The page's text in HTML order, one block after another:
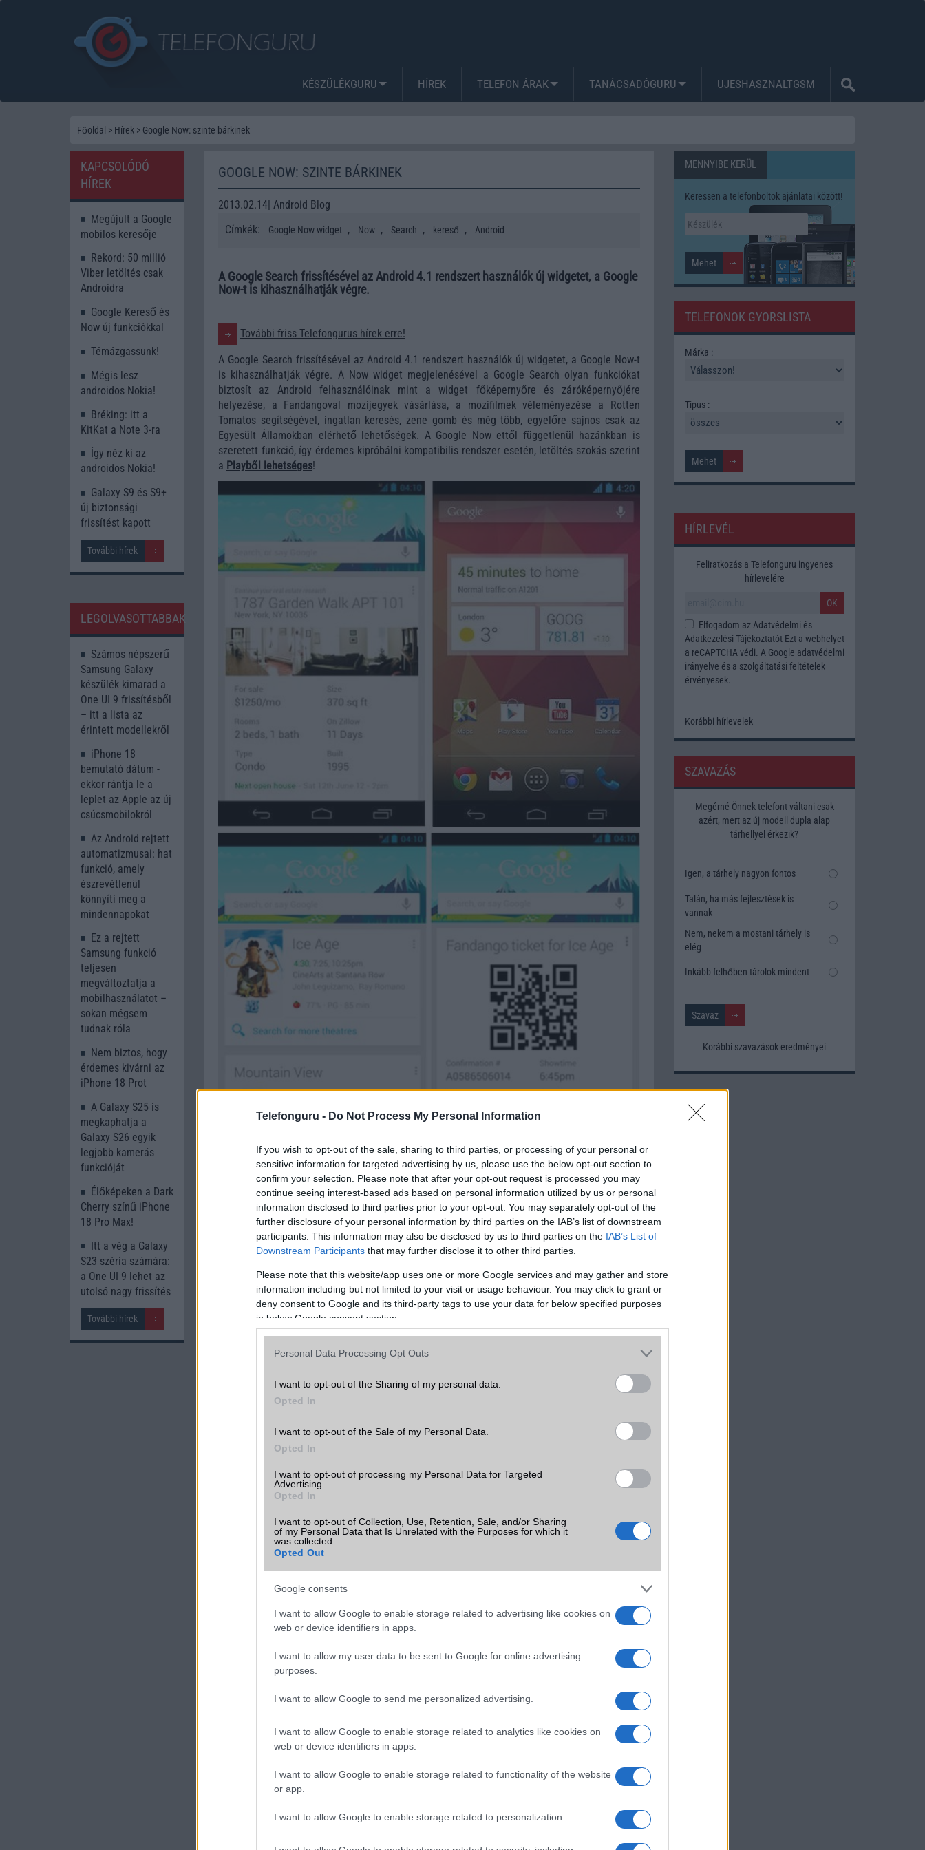
Telefonguru - Do Not Process My Personal Information
If you wish to opt-out of the sale, sharing to third parties, or processing of your personal or
sensitive information for targeted advertising by us, please use the below opt-out section to
confirm your selection. Please note that after your opt-out request is processed you may
continue seeing interest-based ads based on personal information utilized by us or personal
information disclosed to third parties prior to your opt-out. You may separately opt-out of the
further disclosure of your personal information by third parties on the IAB’s list of downstream
participants. This information may also be disclosed by us to third parties on the IAB’s List of
Downstream Participants that may further disclose it to other third parties.
Please note that this website/app uses one or more Google services and may gather and store
information including but not limited to your visit or usage behaviour. You may click to grant or
deny consent to Google and its third-party tags to use your data for below specified purposes
in below Google consent section.
Personal Data Processing Opt Outs
I want to opt-out of the Sharing of my personal data.
Opted In
I want to opt-out of the Sale of my Personal Data.
Opted In
I want to opt-out of processing my Personal Data for Targeted
Advertising.
Opted In
I want to opt-out of Collection, Use, Retention, Sale, and/or Sharing
of my Personal Data that Is Unrelated with the Purposes for which it
was collected.
Opted Out
Google consents
I want to allow Google to enable storage related to advertising like cookies on
web or device identifiers in apps.
I want to allow my user data to be sent to Google for online advertising
purposes.
I want to allow Google to send me personalized advertising.
I want to allow Google to enable storage related to analytics like cookies on
web or device identifiers in apps.
I want to allow Google to enable storage related to functionality of the website
or app.
I want to allow Google to enable storage related to personalization.
KÉSZÜLÉKGURU HÍREK TELEFON ÁRAK TANÁCSADÓGURU UJESHASZNALTGSM
Főoldal > Hírek > Google Now: szinte bárkinek
GOOGLE NOW: SZINTE BÁRKINEK
2013.02.14| Android Blog
Címkék:
Google Now widget , Now , Search , kereső , Android
A Google Search frissítésével az Android 4.1 rendszert használók új widgetet, a Google
Now-t is kihasználhatják végre.
További friss Telefongurus hírek erre!
A Google Search frissítésével az Android 4.1 rendszert használók új widgetet, a Google Now-t
is kihasználhatják végre. A Now widget megjelenésével a Google Search olyan funkciókat
biztosít az Android felhasználóinak mint a widget főképernyőre és záróképernyőjére
helyezése, a Fandangoval mozijegyek vásárlása, a mozifilmek véleményezése a Rotten
Tomatos segítségével, ingatlan keresés, zene gomb és még több, egyelőre sajnos csak az
Egyesült Államokban elérhető lehetőségek. A Google Now ettől függetlenül hazánkban is
szeretett funkció, így érdemes kipróbálni kompatibilis rendszer esetén, letöltés szokás szerint
a Playből lehetséges!
Android Blog
KAPCSOLÓDÓ
HÍREK
Megújult a Google
mobilos keresője
Rekord: 50 millió
Viber letöltés csak
Androidra
Google Kereső és
Now új funkciókkal
Témázgassunk!
Mégis lesz
androidos Nokia!
Bréking: itt a
KitKat a Note 3-ra
Így néz ki az
androidos Nokia!
Galaxy S9 és S9+
új biztonsági
frissítést kapott
További hírek
LEGOLVASOTTABBAK
Számos népszerű
Samsung Galaxy
készülék kimarad a
One UI 9 frissítésből
– itt a lista az
érintett modellekről
iPhone 18
bemutató dátum -
ekkor rántja le a
leplet az Apple az új
csúcsmobilokról
Az Android rejtett
automatizmusai: hat
funkció, amely
észrevétlenül
könnyíti meg a
mindennapokat
Ez a rejtett
Samsung funkció
teljesen
megváltoztatja a
mobilhasználatot –
sokan mégsem
tudnak róla
Nem biztos, hogy
érdemes kivárni az
iPhone 18 Prot
A Galaxy S25 is
megkaphatja a
Galaxy S26 egyik
legjobb kamerás
funkcióját
Élőképeken a Dark
Cherry színű iPhone
18 Pro Max!
Itt a vég a Galaxy
S23 széria számára:
a One UI 9 lehet az
utolsó nagy frissítés
További hírek
MENNYIBE KERÜL
Keressen a telefonboltok ajánlatai között!
TELEFONOK GYORSLISTA
Márka :
Tipus :
HÍRLEVÉL
Feliratkozás a Telefonguru ingyenes
hírlevelére
OK
Elfogadom az Adatvédelmi és
Adatkezelési TájékoztatótEzt a webhelyet
a reCAPTCHA védi. A Google adatvédelmi
irányelve és a szolgáltatási feltételek
érvényesek.
Korábbi hírlevelek
SZAVAZÁS
Megérné Önnek telefont váltani csak
azért, mert az új modell dupla alap
tárhellyel érkezik?
Igen, a tárhely nagyon fontos
Talán, ha más fejlesztések is
vannak
Nem, nekem a mostani tárhely is
elég
Inkább felhőben tárolok mindent
Korábbi szavazások eredményei